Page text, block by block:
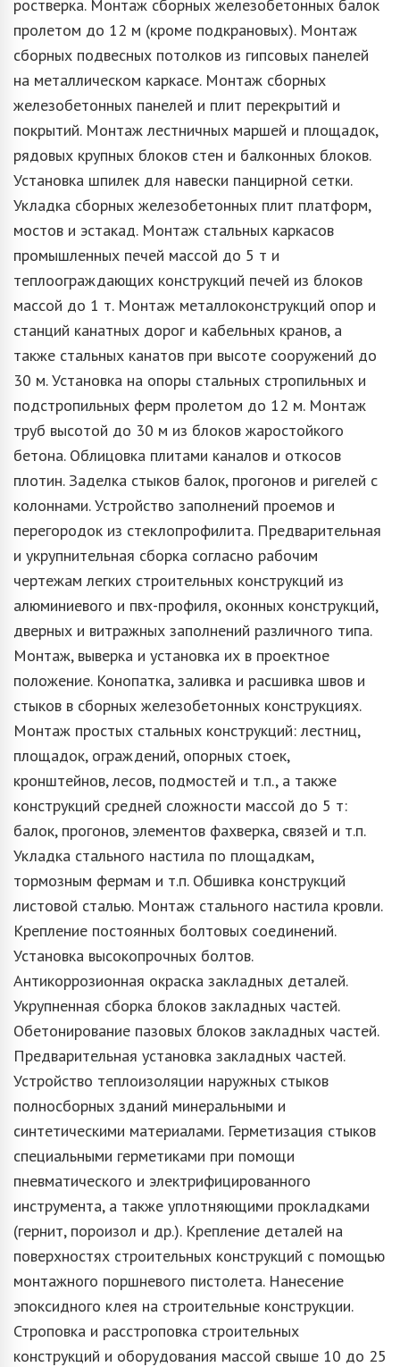
ростверка. Монтаж сборных железобетонных балок
пролетом до 12 м (кроме подкрановых). Монтаж
сборных подвесных потолков из гипсовых панелей
на металлическом каркасе. Монтаж сборных
железобетонных панелей и плит перекрытий и
покрытий. Монтаж лестничных маршей и площадок,
рядовых крупных блоков стен и балконных блоков.
Установка шпилек для навески панцирной сетки.
Укладка сборных железобетонных плит платформ,
мостов и эстакад. Монтаж стальных каркасов
промышленных печей массой до 5 т и
теплоограждающих конструкций печей из блоков
массой до 1 т. Монтаж металлоконструкций опор и
станций канатных дорог и кабельных кранов, а
также стальных канатов при высоте сооружений до
30 м. Установка на опоры стальных стропильных и
подстропильных ферм пролетом до 12 м. Монтаж
труб высотой до 30 м из блоков жаростойкого
бетона. Облицовка плитами каналов и откосов
плотин. Заделка стыков балок, прогонов и ригелей с
колоннами. Устройство заполнений проемов и
перегородок из стеклопрофилита. Предварительная
и укрупнительная сборка согласно рабочим
чертежам легких строительных конструкций из
алюминиевого и пвх-профиля, оконных конструкций,
дверных и витражных заполнений различного типа.
Монтаж, выверка и установка их в проектное
положение. Конопатка, заливка и расшивка швов и
стыков в сборных железобетонных конструкциях.
Монтаж простых стальных конструкций: лестниц,
площадок, ограждений, опорных стоек,
кронштейнов, лесов, подмостей и т.п., а также
конструкций средней сложности массой до 5 т:
балок, прогонов, элементов фахверка, связей и т.п.
Укладка стального настила по площадкам,
тормозным фермам и т.п. Обшивка конструкций
листовой сталью. Монтаж стального настила кровли.
Крепление постоянных болтовых соединений.
Установка высокопрочных болтов.
Антикоррозионная окраска закладных деталей.
Укрупненная сборка блоков закладных частей.
Обетонирование пазовых блоков закладных частей.
Предварительная установка закладных частей.
Устройство теплоизоляции наружных стыков
полносборных зданий минеральными и
синтетическими материалами. Герметизация стыков
специальными герметиками при помощи
пневматического и электрифицированного
инструмента, а также уплотняющими прокладками
(гернит, пороизол и др.). Крепление деталей на
поверхностях строительных конструкций с помощью
монтажного поршневого пистолета. Нанесение
эпоксидного клея на строительные конструкции.
Строповка и расстроповка строительных
конструкций и оборудования массой свыше 10 до 25